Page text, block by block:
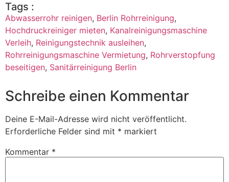
Tags :
Abwasserrohr reinigen, Berlin Rohrreinigung,
Hochdruckreiniger mieten, Kanalreinigungsmaschine
Verleih, Reinigungstechnik ausleihen,
Rohrreinigungsmaschine Vermietung, Rohrverstopfung
beseitigen, Sanitärreinigung Berlin
Schreibe einen Kommentar
Deine E-Mail-Adresse wird nicht veröffentlicht.
Erforderliche Felder sind mit * markiert
Kommentar *